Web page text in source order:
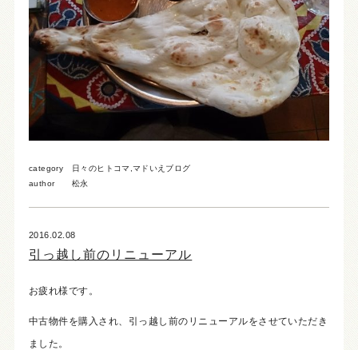
category 日々のヒトコマ マドいえブログ
author
松永
2016.02.08
引っ越し前のリニューアル
お疲れ様です。
中古物件を購入され、引っ越し前のリニューアルをさせていただき
ました。